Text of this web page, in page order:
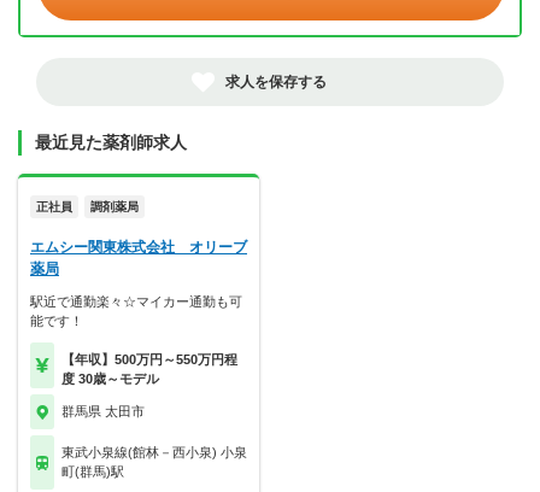
求人を保存する
最近見た薬剤師求人
正社員 調剤薬局
エムシー関東株式会社 オリーブ
薬局
駅近で通勤楽々☆マイカー通勤も可
能です！
【年収】500万円～550万円程
度 30歳～モデル
群馬県 太田市
東武小泉線(館林－西小泉) 小泉
町(群馬)駅